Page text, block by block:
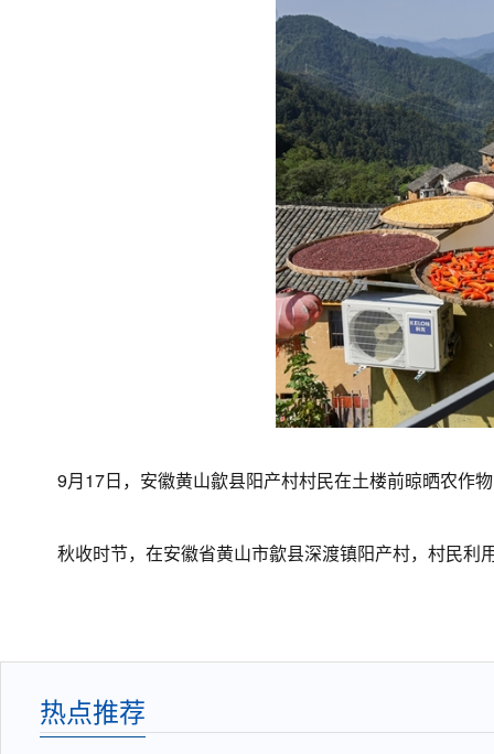
9月17日，安徽黄山歙县阳产村村民在土楼前晾晒农作
秋收时节，在安徽省黄山市歙县深渡镇阳产村，村民利
热点推荐